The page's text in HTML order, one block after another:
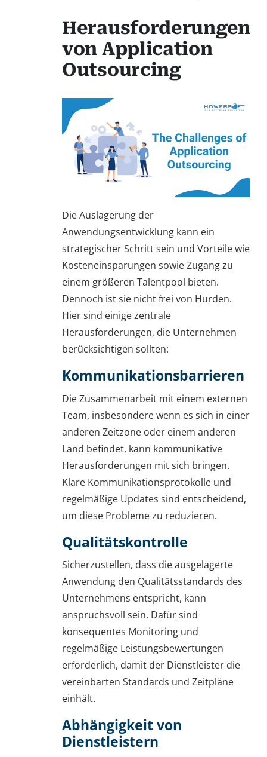
Herausforderungen
von Application
Outsourcing
Die Auslagerung der
Anwendungsentwicklung kann ein
strategischer Schritt sein und Vorteile wie
Kosteneinsparungen sowie Zugang zu
einem größeren Talentpool bieten.
Dennoch ist sie nicht frei von Hürden.
Hier sind einige zentrale
Herausforderungen, die Unternehmen
berücksichtigen sollten:
Kommunikationsbarrieren
Die Zusammenarbeit mit einem externen
Team, insbesondere wenn es sich in einer
anderen Zeitzone oder einem anderen
Land befindet, kann kommunikative
Herausforderungen mit sich bringen.
Klare Kommunikationsprotokolle und
regelmäßige Updates sind entscheidend,
um diese Probleme zu reduzieren.
Qualitätskontrolle
Sicherzustellen, dass die ausgelagerte
Anwendung den Qualitätsstandards des
Unternehmens entspricht, kann
anspruchsvoll sein. Dafür sind
konsequentes Monitoring und
regelmäßige Leistungsbewertungen
erforderlich, damit der Dienstleister die
vereinbarten Standards und Zeitpläne
einhält.
Abhängigkeit von
Dienstleistern